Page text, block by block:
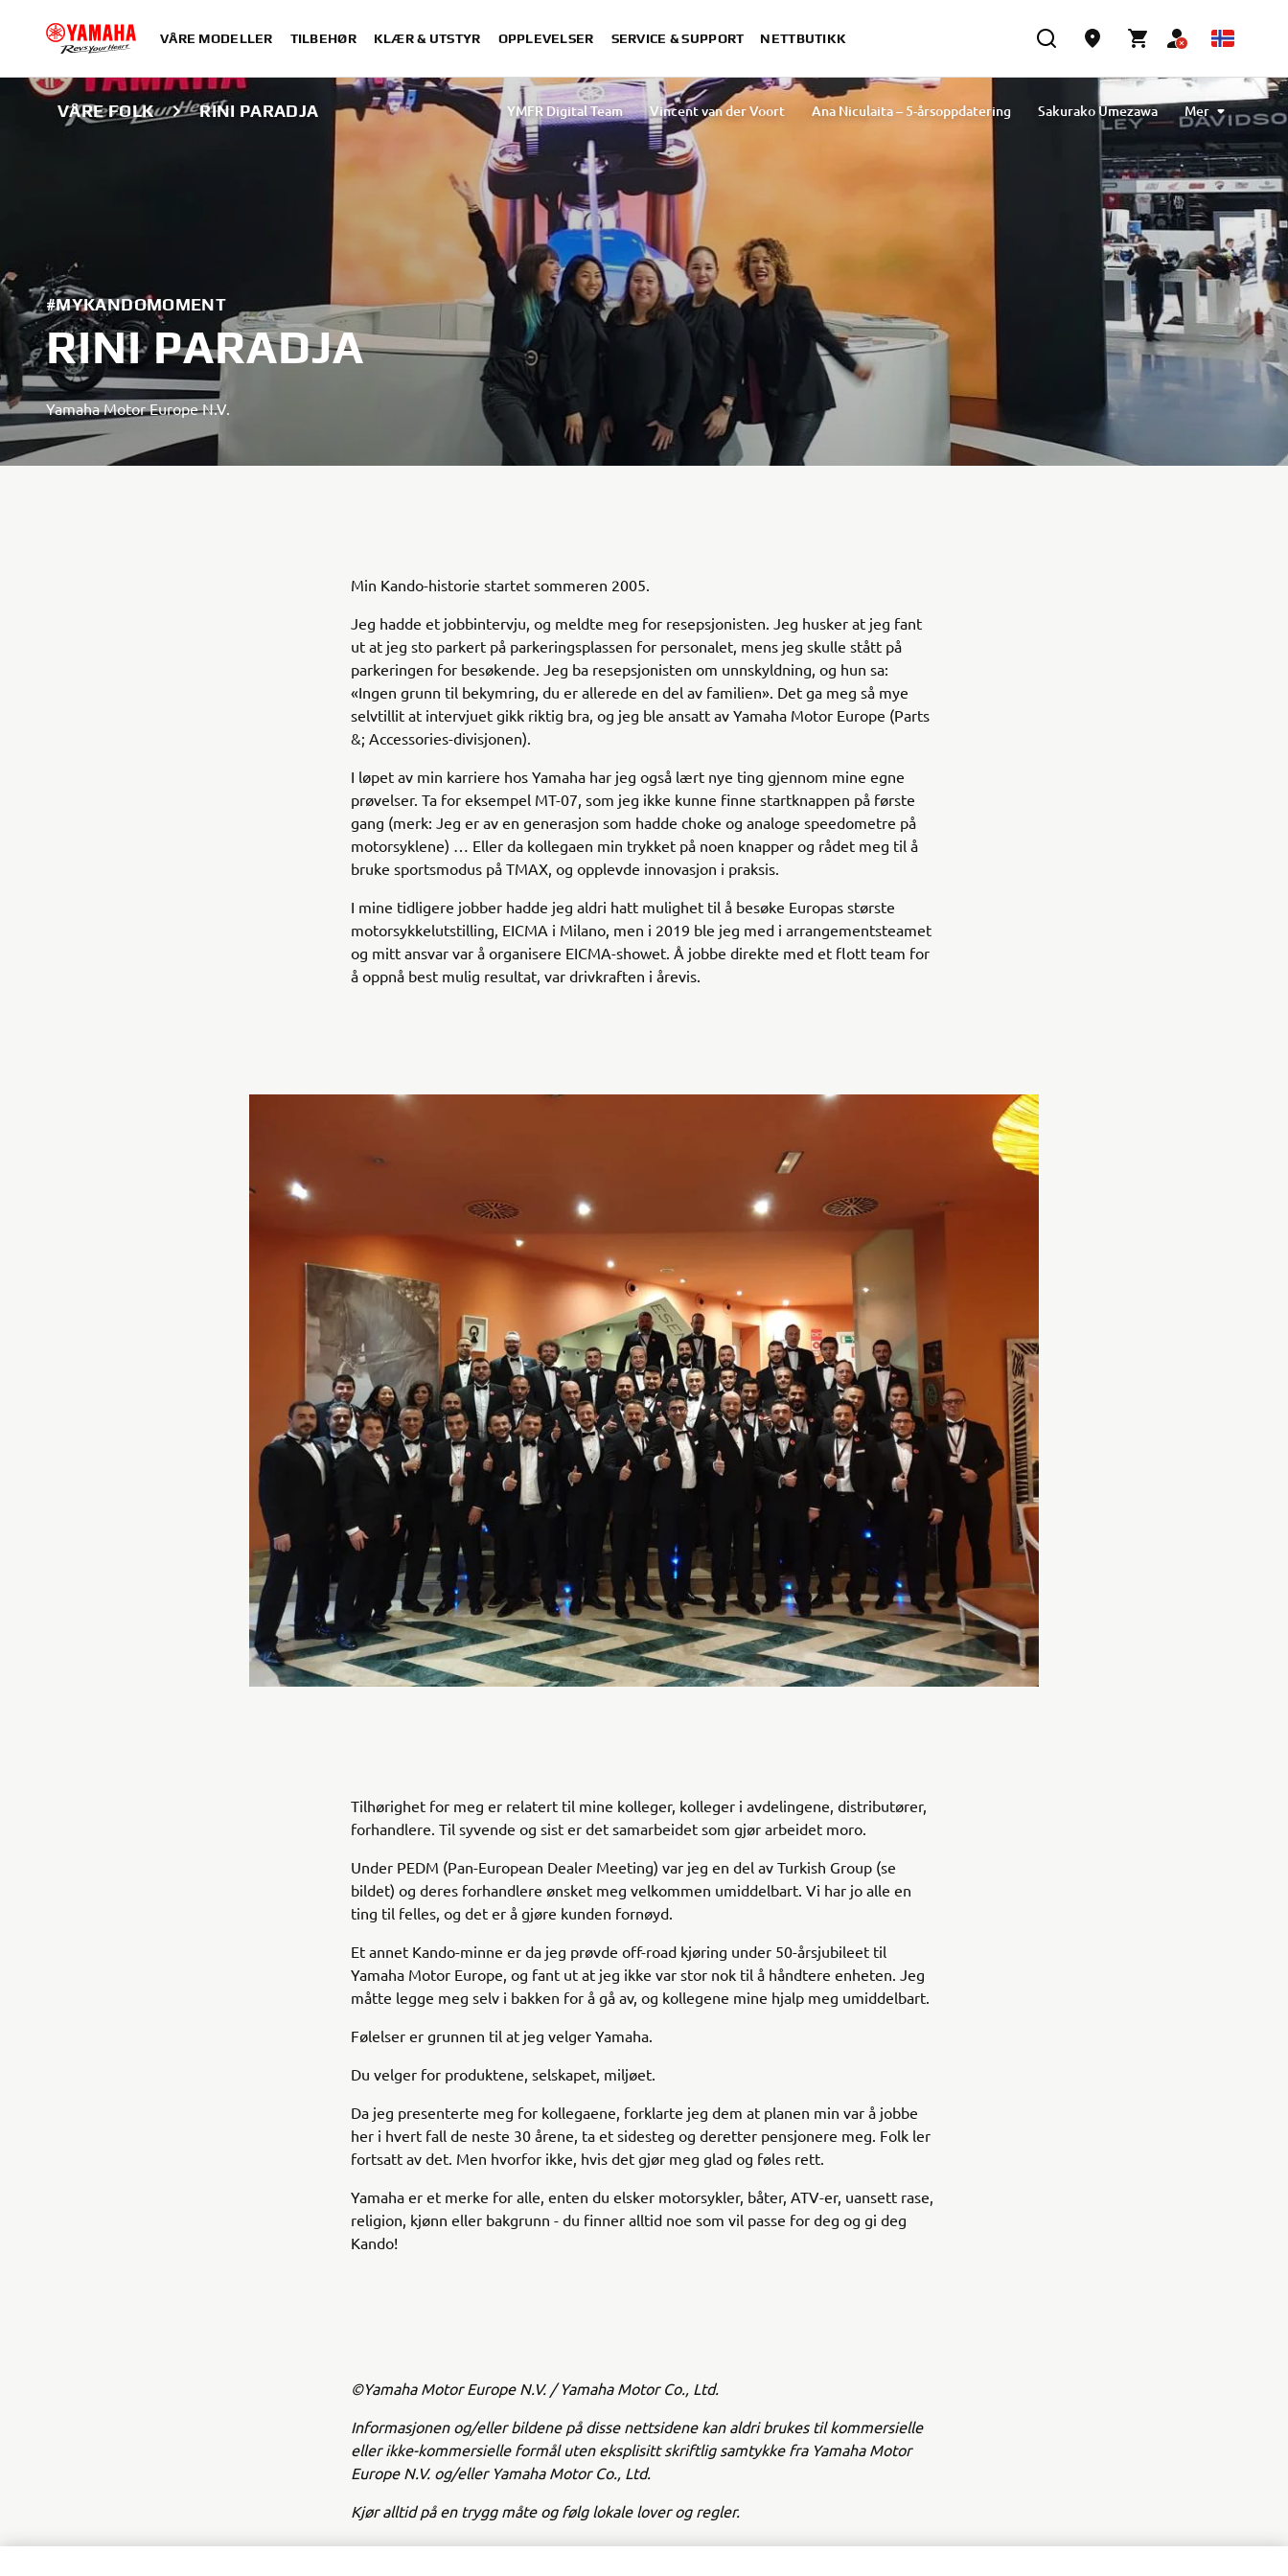
VÅRE MODELLER TILBEHØR KLÆR & UTSTYR OPPLEVELSER SERVICE & SUPPORT NETTBUTIKK
VÅRE FOLK RINI PARADJA YMFR Digital Team Vincent van der Voort Ana Niculaita – 5-årsoppdatering
Sakurako Umezawa
Mer
#MYKANDOMOMENT
RINI PARADJA
Yamaha Motor Europe N.V.
Min Kando-historie startet sommeren 2005.
Jeg hadde et jobbintervju, og meldte meg for resepsjonisten. Jeg husker at jeg fant
ut at jeg sto parkert på parkeringsplassen for personalet, mens jeg skulle stått på
parkeringen for besøkende. Jeg ba resepsjonisten om unnskyldning, og hun sa:
«Ingen grunn til bekymring, du er allerede en del av familien». Det ga meg så mye
selvtillit at intervjuet gikk riktig bra, og jeg ble ansatt av Yamaha Motor Europe (Parts
&; Accessories-divisjonen).
I løpet av min karriere hos Yamaha har jeg også lært nye ting gjennom mine egne
prøvelser. Ta for eksempel MT-07, som jeg ikke kunne finne startknappen på første
gang (merk: Jeg er av en generasjon som hadde choke og analoge speedometre på
motorsyklene) … Eller da kollegaen min trykket på noen knapper og rådet meg til å
bruke sportsmodus på TMAX, og opplevde innovasjon i praksis.
I mine tidligere jobber hadde jeg aldri hatt mulighet til å besøke Europas største
motorsykkelutstilling, EICMA i Milano, men i 2019 ble jeg med i arrangementsteamet
og mitt ansvar var å organisere EICMA-showet. Å jobbe direkte med et flott team for
å oppnå best mulig resultat, var drivkraften i årevis.
Tilhørighet for meg er relatert til mine kolleger, kolleger i avdelingene, distributører,
forhandlere. Til syvende og sist er det samarbeidet som gjør arbeidet moro.
Under PEDM (Pan-European Dealer Meeting) var jeg en del av Turkish Group (se
bildet) og deres forhandlere ønsket meg velkommen umiddelbart. Vi har jo alle en
ting til felles, og det er å gjøre kunden fornøyd.
Et annet Kando-minne er da jeg prøvde off-road kjøring under 50-årsjubileet til
Yamaha Motor Europe, og fant ut at jeg ikke var stor nok til å håndtere enheten. Jeg
måtte legge meg selv i bakken for å gå av, og kollegene mine hjalp meg umiddelbart.
Følelser er grunnen til at jeg velger Yamaha.
Du velger for produktene, selskapet, miljøet.
Da jeg presenterte meg for kollegaene, forklarte jeg dem at planen min var å jobbe
her i hvert fall de neste 30 årene, ta et sidesteg og deretter pensjonere meg. Folk ler
fortsatt av det. Men hvorfor ikke, hvis det gjør meg glad og føles rett.
Yamaha er et merke for alle, enten du elsker motorsykler, båter, ATV-er, uansett rase,
religion, kjønn eller bakgrunn - du finner alltid noe som vil passe for deg og gi deg
Kando!
©Yamaha Motor Europe N.V. / Yamaha Motor Co., Ltd.
Informasjonen og/eller bildene på disse nettsidene kan aldri brukes til kommersielle
eller ikke-kommersielle formål uten eksplisitt skriftlig samtykke fra Yamaha Motor
Europe N.V. og/eller Yamaha Motor Co., Ltd.
Kjør alltid på en trygg måte og følg lokale lover og regler.